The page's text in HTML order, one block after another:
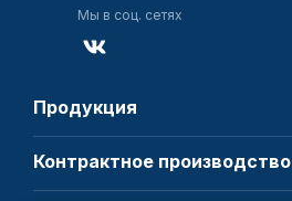
Мы в соц. сетях
Продукция
Контрактное производство